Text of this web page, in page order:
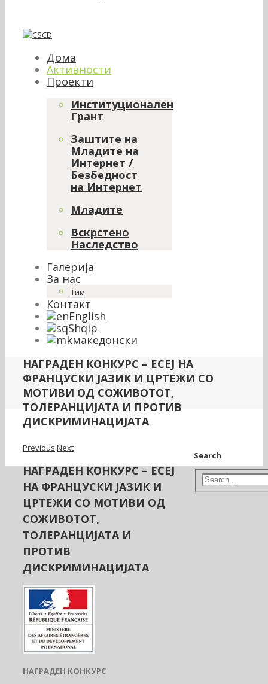
Дома
Активности
Проекти
Институционален
Грант
Заштите на
Младите на
Интернет /
Безбедност
на Интернет
Младите
Вскрстено
Наследство
Галерија
За нас
Тим
Контакт
English
Shqip
македонски
НАГРАДЕН КОНКУРС – ЕСЕJ НА
ФРАНЦУСКИ ЈАЗИК И ЦРТЕЖИ СО
МОТИВИ ОД СОЖИВОТОТ,
ТОЛЕРАНЦИЈАТА И ПРОТИВ
ДИСКРИМИНАЦИЈАТА
Previous Next
НАГРАДЕН КОНКУРС – ЕСЕJ
НА ФРАНЦУСКИ ЈАЗИК И
ЦРТЕЖИ СО МОТИВИ ОД
СОЖИВОТОТ,
ТОЛЕРАНЦИЈАТА И
ПРОТИВ
ДИСКРИМИНАЦИЈАТА
НАГРАДЕН КОНКУРС
Search